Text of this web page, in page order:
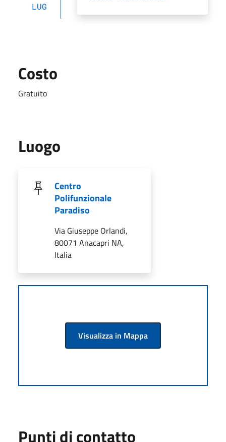
LUG
Costo
Gratuito
Luogo
Centro
Polifunzionale
Paradiso
Via Giuseppe Orlandi,
80071 Anacapri NA,
Italia
Visualizza in Mappa
Punti di contatto